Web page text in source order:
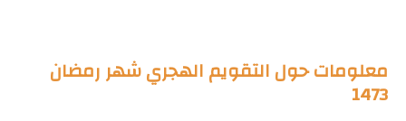
معلومات حول التقويم الهجري شهر رمضان
1473